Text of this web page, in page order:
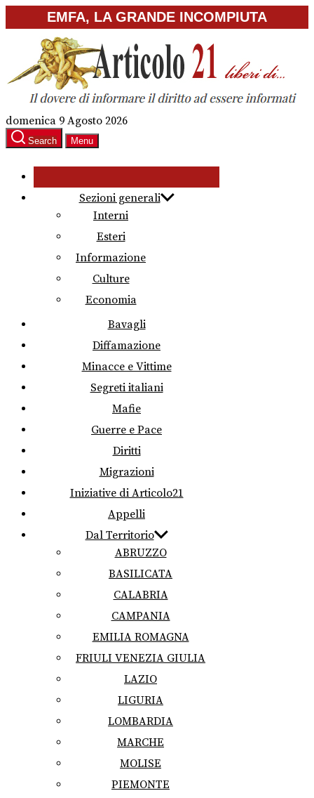
to
content
EMFA, LA GRANDE INCOMPIUTA
domenica 9 Agosto 2026
Search Menu
Sezioni generali
Interni
Esteri
Informazione
Culture
Economia
Bavagli
Diffamazione
Minacce e Vittime
Segreti italiani
Mafie
Guerre e Pace
Diritti
Migrazioni
Iniziative di Articolo21
Appelli
Dal Territorio
ABRUZZO
BASILICATA
CALABRIA
CAMPANIA
EMILIA ROMAGNA
FRIULI VENEZIA GIULIA
LAZIO
LIGURIA
LOMBARDIA
MARCHE
MOLISE
PIEMONTE